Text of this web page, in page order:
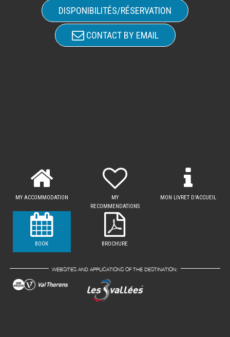
DISPONIBILITÉS/RÉSERVATION
CONTACT BY EMAIL
MY ACCOMMODATION
MY
RECOMMENDATIONS
MON LIVRET D'ACCUEIL
BOOK BROCHURE
WEBSITES AND APPLICATIONS OF THE DESTINATION: